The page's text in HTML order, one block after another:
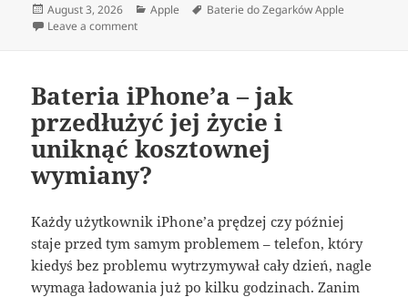
Posted
on
August 3, 2026 Categories
Apple Tags
Baterie do Zegarków Apple
Leave a commenton ZEGAREK, KTÓRY NIE NADĄŻA? WSZYSTKO O
Bateria iPhone’a – jak
przedłużyć jej życie i
uniknąć kosztownej
wymiany?
Każdy użytkownik iPhone’a prędzej czy później
staje przed tym samym problemem – telefon, który
kiedyś bez problemu wytrzymywał cały dzień, nagle
wymaga ładowania już po kilku godzinach. Zanim